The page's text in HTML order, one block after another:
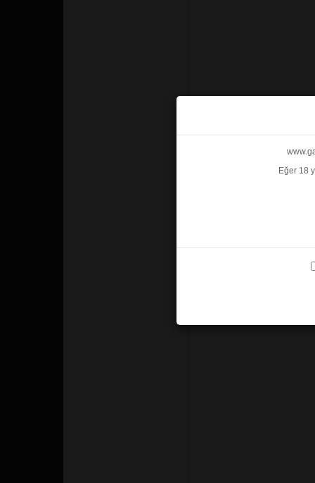
Eğer 18